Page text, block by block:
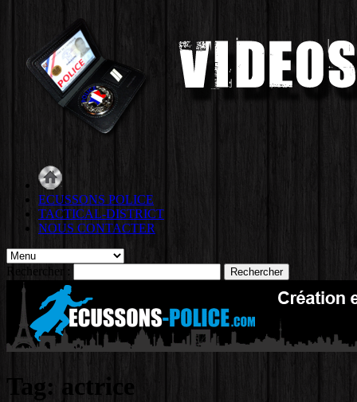
ECUSSONS POLICE
TACTICAL-DISTRICT
NOUS CONTACTER
Rechercher :
Tag: actrice